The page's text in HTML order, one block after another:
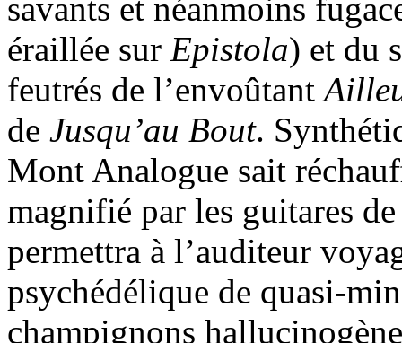
savants et néanmoins
éraillée sur Epistola) et du
feutrés de l’envoûtant
de Jusqu’au Bout.
Mont Analogue sait
magnifié par les guitares
permettra à l’auditeur
psychédélique de quasi-
champignons